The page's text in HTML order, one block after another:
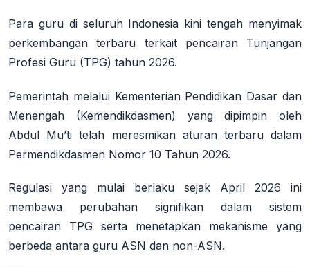
Para guru di seluruh Indonesia kini tengah menyimak
perkembangan terbaru terkait pencairan Tunjangan
Profesi Guru (TPG) tahun 2026.
Pemerintah melalui Kementerian Pendidikan Dasar dan
Menengah (Kemendikdasmen) yang dipimpin oleh
Abdul Mu’ti telah meresmikan aturan terbaru dalam
Permendikdasmen Nomor 10 Tahun 2026.
Regulasi yang mulai berlaku sejak April 2026 ini
membawa perubahan signifikan dalam sistem
pencairan TPG serta menetapkan mekanisme yang
berbeda antara guru ASN dan non-ASN.